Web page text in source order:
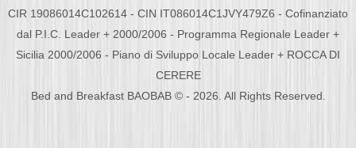
CIR 19086014C102614 - CIN IT086014C1JVY479Z6 - Cofinanziato
dal P.I.C. Leader + 2000/2006 - Programma Regionale Leader +
Sicilia 2000/2006 - Piano di Sviluppo Locale Leader + ROCCA DI
CERERE
Bed and Breakfast BAOBAB © - 2026. All Rights Reserved.